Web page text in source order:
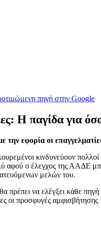
πηγή στην Google
Η παγίδα για
την εφορία οι
κινδυνεύουν πολλοί
αφού ο έλεγχος της ΑΑΔΕ
μελών του.
πρέπει να ελέγξει κάθε
οι προσφυγές